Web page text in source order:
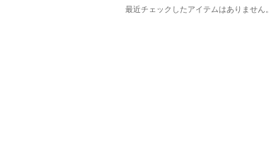
最近チェックしたアイテムはありません。